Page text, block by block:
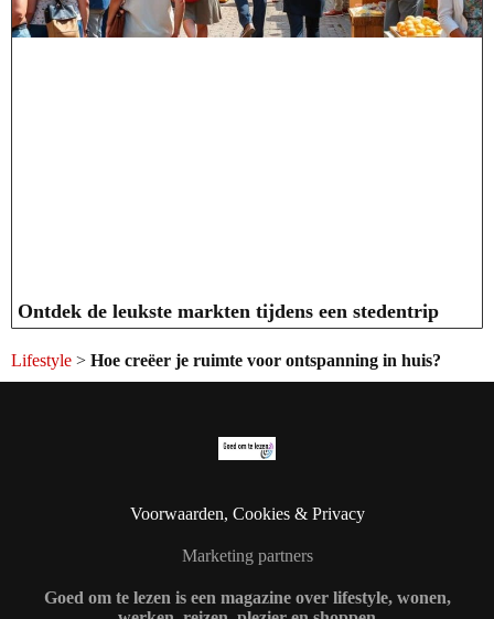
Ontdek de leukste markten tijdens een stedentrip
Lifestyle > Hoe creëer je ruimte voor ontspanning in huis?
Voorwaarden, Cookies & Privacy
Marketing partners
Goed om te lezen is een magazine over lifestyle, wonen,